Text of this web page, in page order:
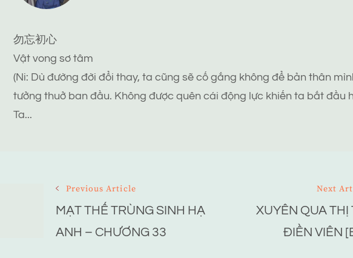
勿忘初心
Vật vong sơ tâm
(Ni: Dù đường đời đổi thay, ta cũng sẽ cố gắng không để bản thân
tưởng thuở ban đầu. Không được quên cái động lực khiến ta bắt đầu
Ta...
Navigation
Previous Article
MẠT THẾ TRÙNG SINH HẠ
ANH – CHƯƠNG 33
Next
XUYÊN QUA THỊ
ĐIỀN VIÊN